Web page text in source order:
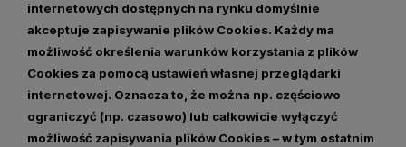
internetowych dostępnych na rynku domyślnie
akceptuje zapisywanie plików Cookies. Każdy ma
możliwość określenia warunków korzystania z plików
Cookies za pomocą ustawień własnej przeglądarki
internetowej. Oznacza to, że można np. częściowo
ograniczyć (np. czasowo) lub całkowicie wyłączyć
możliwość zapisywania plików Cookies – w tym ostatnim